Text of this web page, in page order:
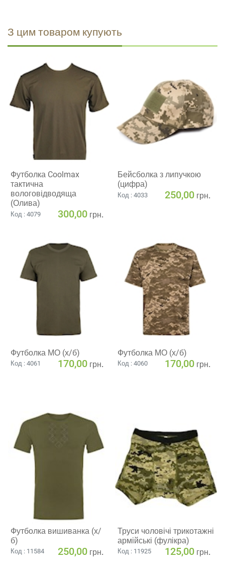
З цим товаром купують
Футболка Coolmax
тактична
вологовiдводяща
(Олива)
Код : 4079 300,00 грн.
Бейсболка з липучкою
(цифра)
Код : 4033 250,00 грн.
Футболка МО (х/б)
Код : 4061 170,00 грн.
Футболка МО (х/б)
Код : 4060 170,00 грн.
Футболка вишиванка (х/
б)
Код : 11584 250,00 грн.
Труси чоловічі трикотажні
армійські (фулікра)
Код : 11925 125,00 грн.